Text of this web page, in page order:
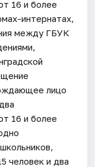
16 и более
интернатах,
между ГБУК
лицо
16 и более
человек и два